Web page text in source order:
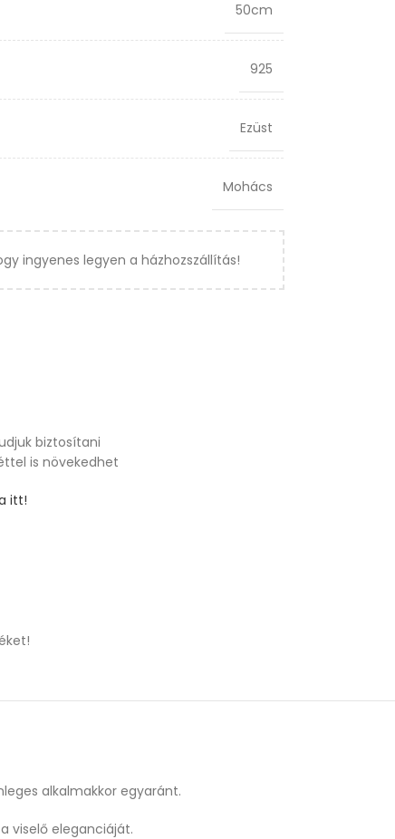
50cm
925
Ezüst
Mohács
ingyenes legyen a házhozszállítás!
biztosítani
is növekedhet
itt!
alkalmakkor egyaránt.
viselő eleganciáját.